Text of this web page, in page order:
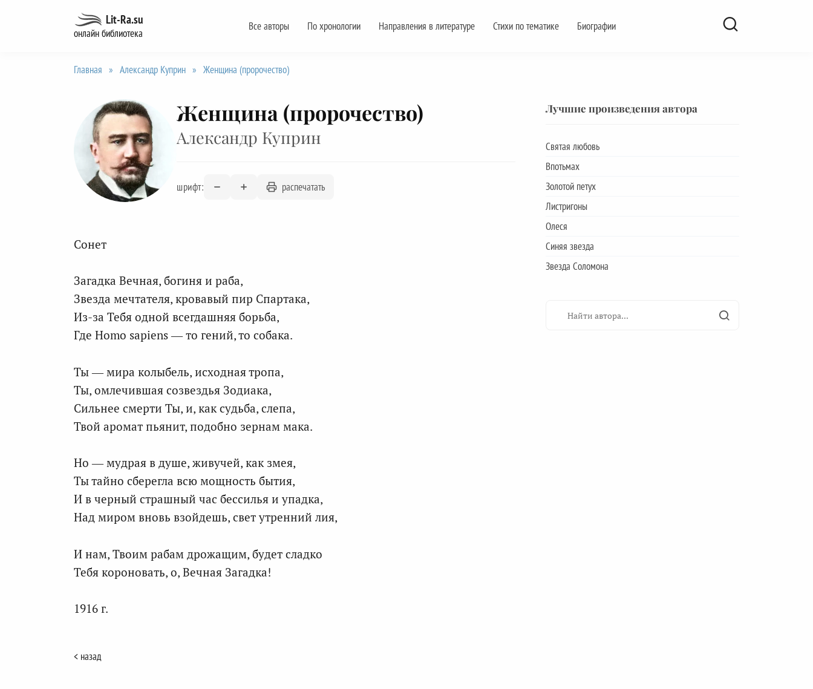
Lit-Ra.su
онлайн библиотека
Все авторы По хронологии Направления в литературе Стихи по тематике Биографии
Главная » Александр Куприн » Женщина (пророчество)
Женщина (пророчество)
Александр Куприн
шрифт: распечатать
Сонет
Загадка Вечная, богиня и раба,
Звезда мечтателя, кровавый пир Спартака,
Из-за Тебя одной всегдашняя борьба,
Где Homo sapiens — то гений, то собака.
Ты — мира колыбель, исходная тропа,
Ты, омлечившая созвездья Зодиака,
Сильнее смерти Ты, и, как судьба, слепа,
Твой аромат пьянит, подобно зернам мака.
Но — мудрая в душе, живучей, как змея,
Ты тайно сберегла всю мощность бытия,
И в черный страшный час бессилья и упадка,
Над миром вновь взойдешь, свет утренний лия,
И нам, Твоим рабам дрожащим, будет сладко
Тебя короновать, о, Вечная Загадка!
1916 г.
< назад
Лучшие произведения автора
Святая любовь
Впотьмах
Золотой петух
Листригоны
Олеся
Синяя звезда
Звезда Соломона